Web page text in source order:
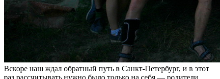
Вскоре наш ждал обратный путь в Санкт-Петербург, и в этот
раз рассчитывать нужно было только на себя — родители